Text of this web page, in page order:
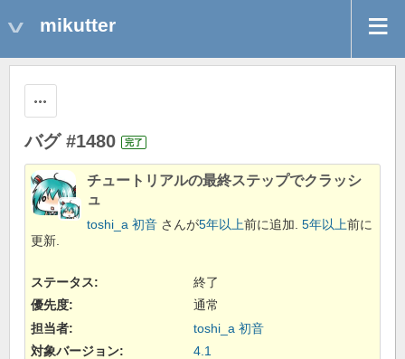
mikutter
バグ #1480 完了
チュートリアルの最終ステップでクラッシ
ュ
toshi_a 初音 さんが5年以上前に追加. 5年以上前に
更新.
ステータス:
終了
優先度:
通常
担当者:
toshi_a 初音
対象バージョン:
4.1